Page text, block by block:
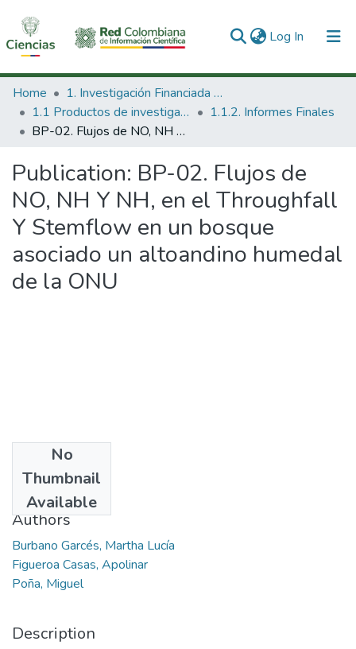
Log In (current)
Communities & Collections
All of DSpace
Home
1. Investigación Financiada con Recursos Públicos
1.1 Productos de investigación
1.1.2. Informes Finales
BP-02. Flujos de NO, NH Y NH, en el Throughfall Y Stemflow en un bosque asociado un altoandino humedal de la ONU
Publication: BP-02. Flujos de
NO, NH Y NH, en el Throughfall
Y Stemflow en un bosque
asociado un altoandino humedal
de la ONU
No
Thumbnail
Available
2012-08-14
Authors
Burbano Garcés, Martha Lucía
Figueroa Casas, Apolinar
Poña, Miguel
Description